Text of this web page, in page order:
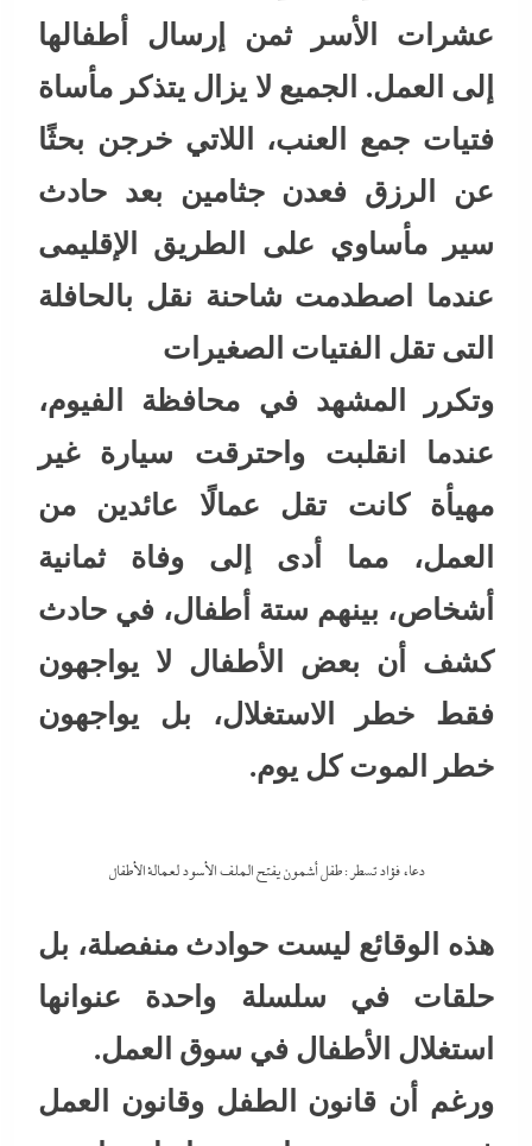
عشرات الأسر ثمن إرسال أطفالها
إلى العمل. الجميع لا يزال يتذكر مأساة
فتيات جمع العنب، اللاتي خرجن بحثًا
عن الرزق فعدن جثامين بعد حادث
سير مأساوي على الطريق الإقليمى
عندما اصطدمت شاحنة نقل بالحافلة
التى تقل الفتيات الصغيرات
وتكرر المشهد في محافظة الفيوم،
عندما انقلبت واحترقت سيارة غير
مهيأة كانت تقل عمالًا عائدين من
العمل، مما أدى إلى وفاة ثمانية
أشخاص، بينهم ستة أطفال، في حادث
كشف أن بعض الأطفال لا يواجهون
فقط خطر الاستغلال، بل يواجهون
خطر الموت كل يوم.
دعاء فؤاد تسطر : طفل أشمون يفتح الملف الأسود لعمالة الأطفال
هذه الوقائع ليست حوادث منفصلة، بل
حلقات في سلسلة واحدة عنوانها
استغلال الأطفال في سوق العمل.
ورغم أن قانون الطفل وقانون العمل